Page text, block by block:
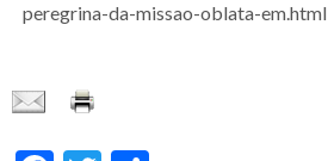
peregrina-da-missao-oblata-em.html